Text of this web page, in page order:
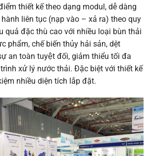
thiết kế theo dạng modul, dễ dàng
liên tục (nạp vào – xả ra) theo quy
quả đặc thù cao với nhiều loại bùn thải
phẩm, chế biến thủy hải sản, dệt
an toàn tuyệt đối, giảm thiểu tối đa
xử lý nước thải. Đặc biệt với thiết kế
nhiều diện tích lắp đặt.